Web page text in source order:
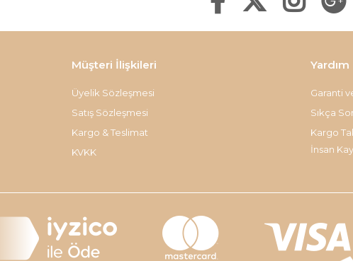
Müşteri İlişkileri
Üyelik Sözleşmesi
Satış Sözleşmesi
Kargo & Teslimat
KVKK
Yardım
Garanti
Sıkça
Kargo
İnsan